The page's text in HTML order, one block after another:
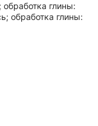
глины:
обработка глины: